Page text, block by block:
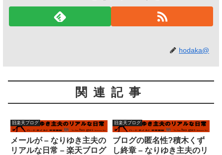
hodaka@
関連記事
旧楽天ブログ
メールが – なりゆき主夫の
リアルな日常 – 楽天ブログ
旧楽天ブログ
ブログの匿名性?積木くず
し終章 – なりゆき主夫のリ